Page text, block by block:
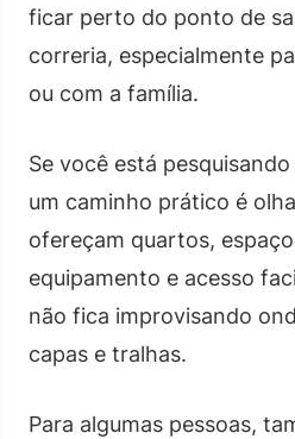
ficar perto do ponto de
correria, especialmente
ou com a família.
Se você está
um caminho prático é
ofereçam quartos,
equipamento e acesso
não fica improvisando
capas e tralhas.
Para algumas pessoas,